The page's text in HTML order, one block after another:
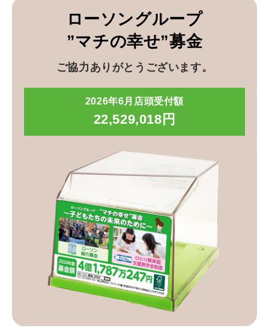
ローソングループ
”マチの幸せ”募金
ご協力ありがとうございます。
2026年6月店頭受付額
22,529,018円